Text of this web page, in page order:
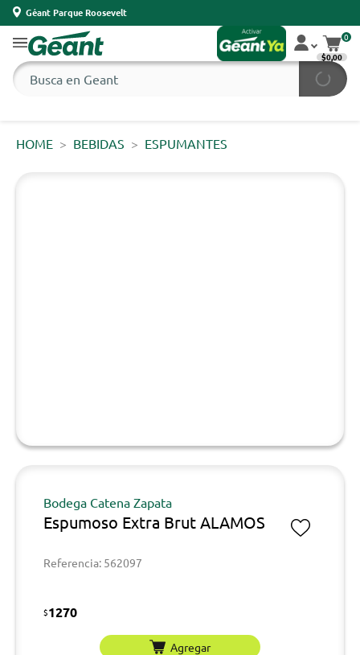
Géant Parque Roosevelt
0
$0,00
HOME BEBIDAS ESPUMANTES
Bodega Catena Zapata
Espumoso Extra Brut ALAMOS
Referencia: 562097
$1270
Agregar